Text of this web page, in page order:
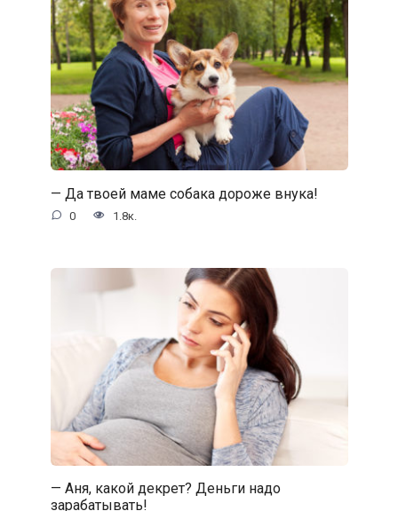
— Да твоей маме собака дороже внука!
0 1.8к.
— Аня, какой декрет? Деньги надо
зарабатывать!